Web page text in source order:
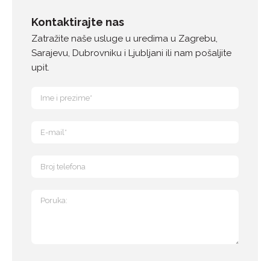
Kontaktirajte nas
Zatražite naše usluge u uredima u Zagrebu,
Sarajevu, Dubrovniku i Ljubljani ili nam pošaljite
upit.